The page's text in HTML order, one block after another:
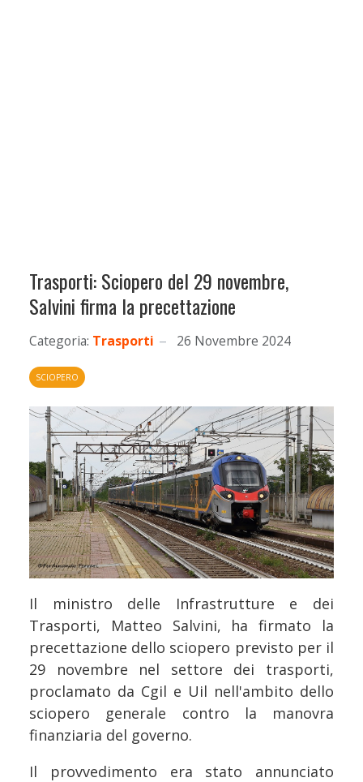
Trasporti: Sciopero del 29 novembre,
Salvini firma la precettazione
Categoria: Trasporti 26 Novembre 2024
SCIOPERO
Il ministro delle Infrastrutture e dei
Trasporti, Matteo Salvini, ha firmato la
precettazione dello sciopero previsto per il
29 novembre nel settore dei trasporti,
proclamato da Cgil e Uil nell'ambito dello
sciopero generale contro la manovra
finanziaria del governo.
Il provvedimento era stato annunciato